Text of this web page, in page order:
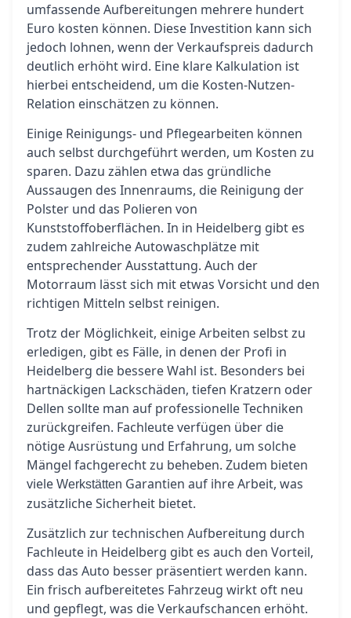
umfassende Aufbereitungen mehrere hundert
Euro kosten können. Diese Investition kann sich
jedoch lohnen, wenn der Verkaufspreis dadurch
deutlich erhöht wird. Eine klare Kalkulation ist
hierbei entscheidend, um die Kosten-Nutzen-
Relation einschätzen zu können.
Einige Reinigungs- und Pflegearbeiten können
auch selbst durchgeführt werden, um Kosten zu
sparen. Dazu zählen etwa das gründliche
Aussaugen des Innenraums, die Reinigung der
Polster und das Polieren von
Kunststoffoberflächen. In in Heidelberg gibt es
zudem zahlreiche Autowaschplätze mit
entsprechender Ausstattung. Auch der
Motorraum lässt sich mit etwas Vorsicht und den
richtigen Mitteln selbst reinigen.
Trotz der Möglichkeit, einige Arbeiten selbst zu
erledigen, gibt es Fälle, in denen der Profi in
Heidelberg die bessere Wahl ist. Besonders bei
hartnäckigen Lackschäden, tiefen Kratzern oder
Dellen sollte man auf professionelle Techniken
zurückgreifen. Fachleute verfügen über die
nötige Ausrüstung und Erfahrung, um solche
Mängel fachgerecht zu beheben. Zudem bieten
viele Werkstätten Garantien auf ihre Arbeit, was
zusätzliche Sicherheit bietet.
Zusätzlich zur technischen Aufbereitung durch
Fachleute in Heidelberg gibt es auch den Vorteil,
dass das Auto besser präsentiert werden kann.
Ein frisch aufbereitetes Fahrzeug wirkt oft neu
und gepflegt, was die Verkaufschancen erhöht.